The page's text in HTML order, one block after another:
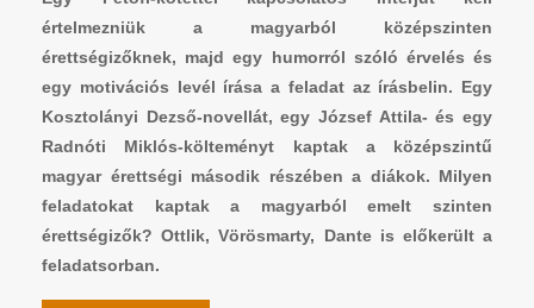
értelmezniük a magyarból középszinten
érettségizőknek, majd egy humorról szóló érvelés és
egy motivációs levél írása a feladat az írásbelin. Egy
Kosztolányi Dezső-novellát, egy József Attila- és egy
Radnóti Miklós-költeményt kaptak a középszintű
magyar érettségi második részében a diákok. Milyen
feladatokat kaptak a magyarból emelt szinten
érettségizők? Ottlik, Vörösmarty, Dante is előkerült a
feladatsorban.